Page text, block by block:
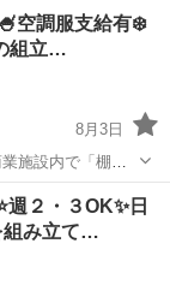
空調服支給有❄️
組立…
8月3日
料
週２・３OK✨日
組み立て…